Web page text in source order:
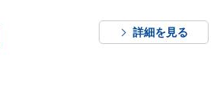
詳細を見る